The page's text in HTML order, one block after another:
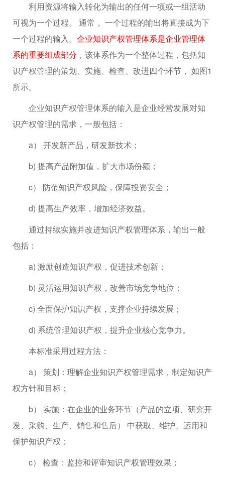
利用资源将输入转化为输出的任何一项或一组活动
可视为一个过程。 通常， 一个过程的输出将直接成为下
一个过程的输入。 企业知识产权管理体系是企业管理体
系的重要组成部分 ，该体系作为一个整体过程，包括知
识产权管理的策划、实施、检查、改进四个环节， 如图1
所示。
企业知识产权管理体系的输入是企业经营发展对知
识产权管理的需求，一般包括：
a） 开发新产品，研发新技术；
b) 提高产品附加值，扩大市场份额；
c） 防范知识产权风险，保障投资安全；
d) 提高生产效率，增加经济效益。
通过持续实施并改进知识产权管理体系，输出一般
包括：
a) 激励创造知识产权，促进技术创新；
b) 灵活运用知识产权，改善市场竞争地位；
c) 全面保护知识产权，支撑企业持续发展；
d) 系统管理知识产权，提升企业核心竞争力。
本标准采用过程方法：
a） 策划：理解企业知识产权管理需求，制定知识产
权方针和目标；
b） 实施：在企业的业务环节（产品的立项、研究开
发、采购、生产、销售和售后） 中获取、维护、运用和
保护知识产权；
c） 检查：监控和评审知识产权管理效果；